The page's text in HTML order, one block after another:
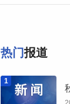
热门报道
1